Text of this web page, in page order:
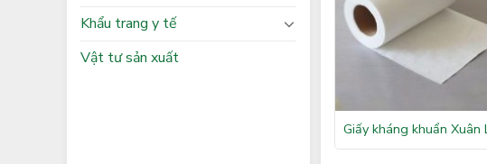
Khẩu trang y tế
Vật tư sản xuất
Giấy kháng khuẩn Xuân